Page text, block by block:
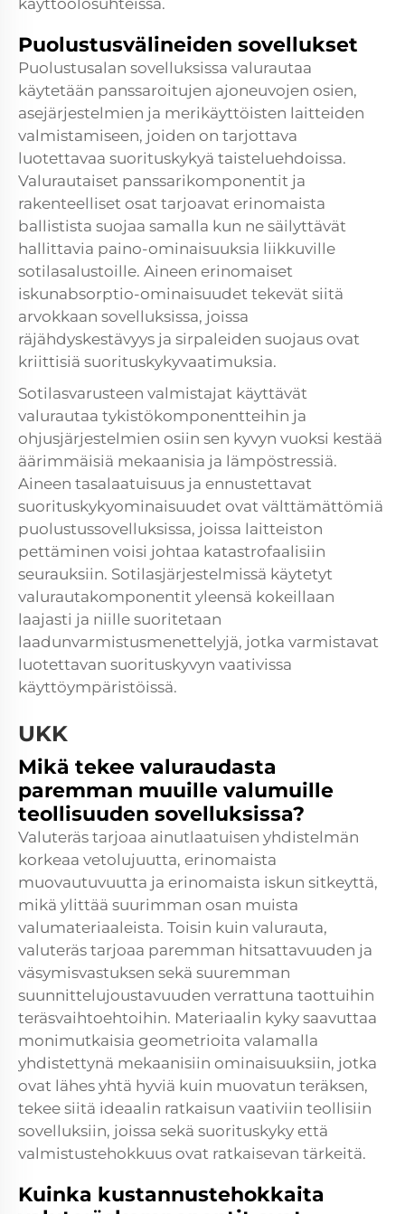
käyttöolosuhteissa.
Puolustusvälineiden sovellukset
Puolustusalan sovelluksissa valurautaa
käytetään panssaroitujen ajoneuvojen osien,
asejärjestelmien ja merikäyttöisten laitteiden
valmistamiseen, joiden on tarjottava
luotettavaa suorituskykyä taisteluehdoissa.
Valurautaiset panssarikomponentit ja
rakenteelliset osat tarjoavat erinomaista
ballistista suojaa samalla kun ne säilyttävät
hallittavia paino-ominaisuuksia liikkuville
sotilasalustoille. Aineen erinomaiset
iskunabsorptio-ominaisuudet tekevät siitä
arvokkaan sovelluksissa, joissa
räjähdyskestävyys ja sirpaleiden suojaus ovat
kriittisiä suorituskykyvaatimuksia.
Sotilasvarusteen valmistajat käyttävät
valurautaa tykistökomponentteihin ja
ohjusjärjestelmien osiin sen kyvyn vuoksi kestää
äärimmäisiä mekaanisia ja lämpöstressiä.
Aineen tasalaatuisuus ja ennustettavat
suorituskykyominaisuudet ovat välttämättömiä
puolustussovelluksissa, joissa laitteiston
pettäminen voisi johtaa katastrofaalisiin
seurauksiin. Sotilasjärjestelmissä käytetyt
valurautakomponentit yleensä kokeillaan
laajasti ja niille suoritetaan
laadunvarmistusmenettelyjä, jotka varmistavat
luotettavan suorituskyvyn vaativissa
käyttöympäristöissä.
UKK
Mikä tekee valuraudasta
paremman muuille valumuille
teollisuuden sovelluksissa?
Valuteräs tarjoaa ainutlaatuisen yhdistelmän
korkeaa vetolujuutta, erinomaista
muovautuvuutta ja erinomaista iskun sitkeyttä,
mikä ylittää suurimman osan muista
valumateriaaleista. Toisin kuin valurauta,
valuteräs tarjoaa paremman hitsattavuuden ja
väsymisvastuksen sekä suuremman
suunnittelujoustavuuden verrattuna taottuihin
teräsvaihtoehtoihin. Materiaalin kyky saavuttaa
monimutkaisia geometrioita valamalla
yhdistettynä mekaanisiin ominaisuuksiin, jotka
ovat lähes yhtä hyviä kuin muovatun teräksen,
tekee siitä ideaalin ratkaisun vaativiin teollisiin
sovelluksiin, joissa sekä suorituskyky että
valmistustehokkuus ovat ratkaisevan tärkeitä.
Kuinka kustannustehokkaita